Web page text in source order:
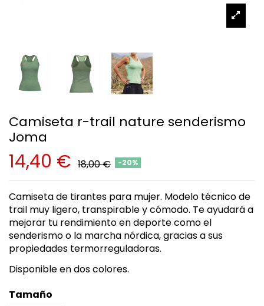
Camiseta r-trail nature senderismo
Joma
14,40 € 18,00 € -20%
Camiseta de tirantes para mujer. Modelo técnico de
trail muy ligero, transpirable y cómodo. Te ayudará a
mejorar tu rendimiento en deporte como el
senderismo o la marcha nórdica, gracias a sus
propiedades termorreguladoras.
Disponible en dos colores.
Tamaño